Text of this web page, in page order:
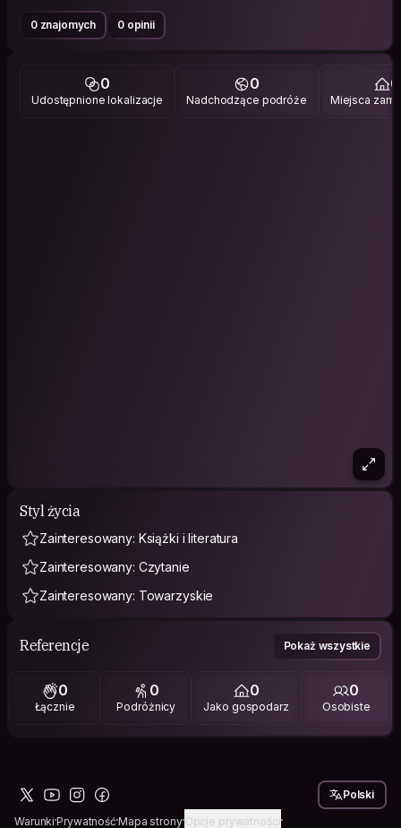
0 znajomych 0 opinii
0
Udostępnione lokalizacje
0
Nadchodzące podróże
0
Miejsca
Styl życia
Zainteresowany: Książki i literatura
Zainteresowany: Czytanie
Zainteresowany: Towarzyskie
Referencje Pokaż wszystkie
0
Łącznie
0
Podróżnicy
0
Jako gospodarz
0
Osobiste
WarunkiPrywatnośćMapa stronyOpcje prywatności
Polski